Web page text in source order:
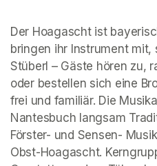
Der Hoagascht ist
bringen ihr Instrument mit,
Stüberl – Gäste hören zu,
oder bestellen sich eine
frei und familiär. Die
Nantesbuch langsam
Förster- und Sensen-
Obst-Hoagascht.